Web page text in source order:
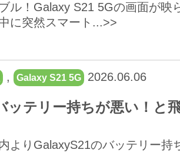
ル！Galaxy S21 5Gの画面が映
に突然スマート...>>
, Galaxy S21 5G 2026.06.06
ッテリー持ちが悪い！と
よりGalaxyS21のバッテリー持